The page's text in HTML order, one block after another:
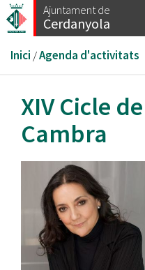
Vés
al
Ajuntament de
Cerdanyola
Esteu
aquí
Inici /Agenda d'activitats
XIV Cicle
Cambra